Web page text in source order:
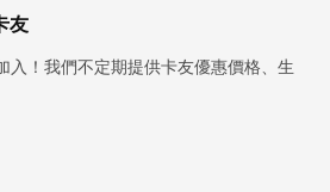
友
入！我們不定期提供卡友優惠價格、生